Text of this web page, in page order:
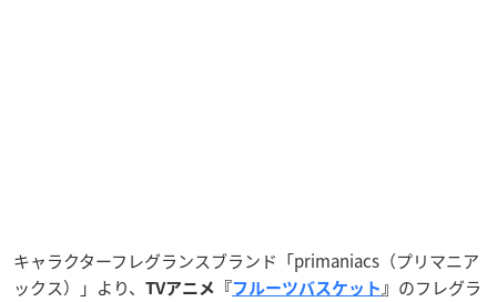
キャラクターフレグランスブランド「primaniacs（プリマニア
ックス）」より、
TVアニメ『フルーツバスケット 』 のフレグラ